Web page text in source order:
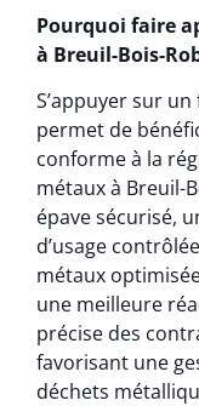
Pourquoi faire
à Breuil-Bois-
S’appuyer sur
permet de
conforme à la
métaux à Breuil-
épave sécurisé,
d’usage
métaux
une meilleure
précise des
favorisant une
déchets